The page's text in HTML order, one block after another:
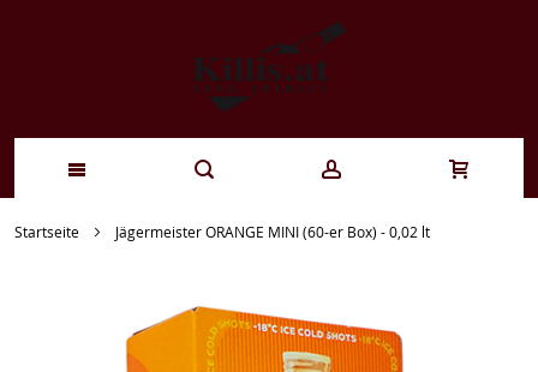
Zum
Startseite Jägermeister ORANGE MINI (60-er Box) - 0,02 lt